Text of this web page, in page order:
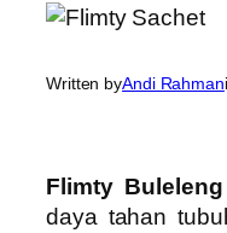
Written byAndi Rahman
Flimty Buleleng
daya tahan